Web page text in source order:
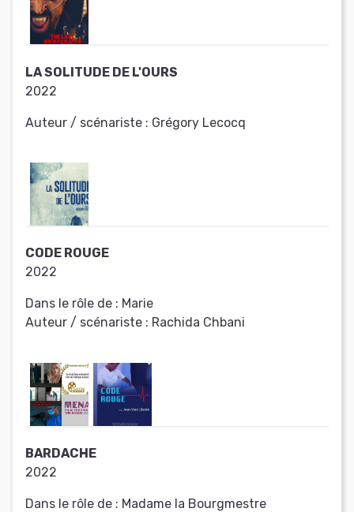
LA SOLITUDE DE L'OURS
2022
Auteur / scénariste : Grégory Lecocq
CODE ROUGE
2022
Dans le rôle de : Marie
Auteur / scénariste : Rachida Chbani
BARDACHE
2022
Dans le rôle de : Madame la Bourgmestre